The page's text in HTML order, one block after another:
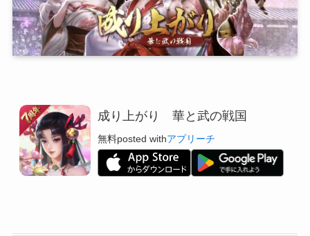
成り上がり 華と武の戦国
無料posted withアプリーチ